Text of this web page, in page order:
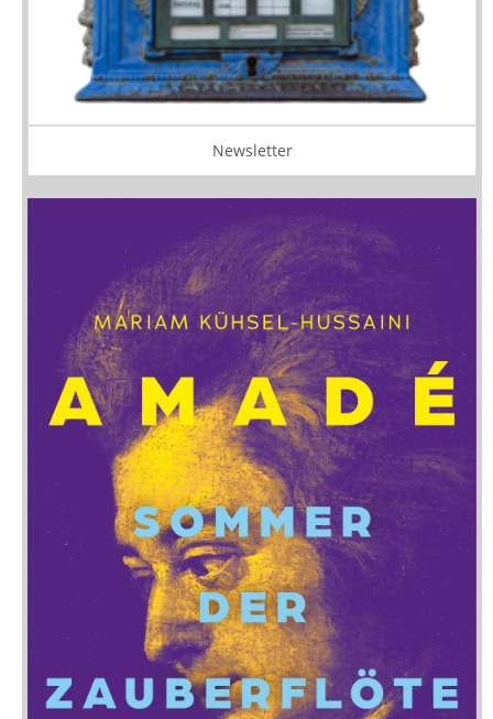
Newsletter